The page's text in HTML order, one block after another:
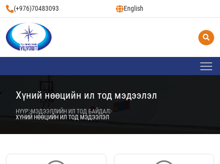
(+976)70483093 English
Хүний нөөцийн ил тод мэдээлэл
НҮҮР МЭДЭЭЛЛИЙН ИЛ ТОД БАЙДАЛ
ХҮНИЙ НӨӨЦИЙН ИЛ ТОД МЭДЭЭЛЭЛ